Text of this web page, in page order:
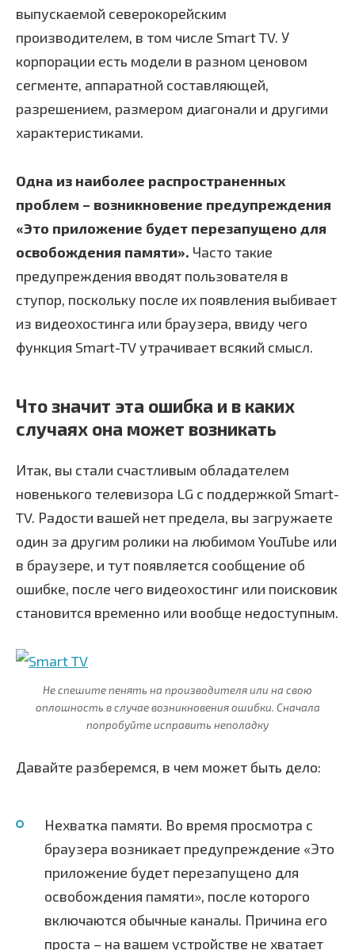
выпускаемой северокорейским
производителем, в том числе Smart TV. У
корпорации есть модели в разном ценовом
сегменте, аппаратной составляющей,
разрешением, размером диагонали и другими
характеристиками.
Одна из наиболее распространенных
проблем – возникновение предупреждения
«Это приложение будет перезапущено для
освобождения памяти». Часто такие
предупреждения вводят пользователя в
ступор, поскольку после их появления выбивает
из видеохостинга или браузера, ввиду чего
функция Smart-TV утрачивает всякий смысл.
Что значит эта ошибка и в каких
случаях она может возникать
Итак, вы стали счастливым обладателем
новенького телевизора LG с поддержкой Smart-
TV. Радости вашей нет предела, вы загружаете
один за другим ролики на любимом YouTube или
в браузере, и тут появляется сообщение об
ошибке, после чего видеохостинг или поисковик
становится временно или вообще недоступным.
Не спешите пенять на производителя или на свою
оплошность в случае возникновения ошибки. Сначала
попробуйте исправить неполадку
Давайте разберемся, в чем может быть дело:
Нехватка памяти. Во время просмотра с
браузера возникает предупреждение «Это
приложение будет перезапущено для
освобождения памяти», после которого
включаются обычные каналы. Причина его
проста – на вашем устройстве не хватает